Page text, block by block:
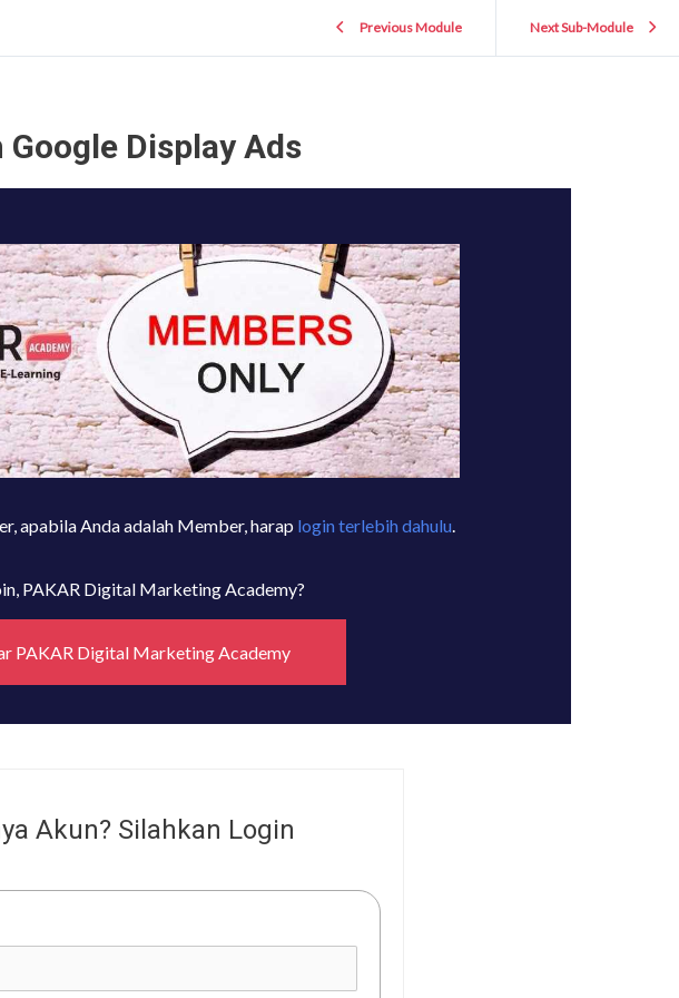
Previous Module Next Sub-Module
Google Display Ads
apabila Anda adalah Member, harap login terlebih dahulu.
PAKAR Digital Marketing Academy?
PAKAR Digital Marketing Academy
Akun? Silahkan Login